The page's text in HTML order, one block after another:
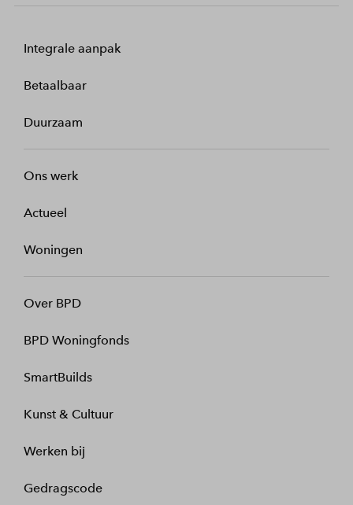
Integrale aanpak
Betaalbaar
Duurzaam
Ons werk
Actueel
Woningen
Over BPD
BPD Woningfonds
SmartBuilds
Kunst & Cultuur
Werken bij
Gedragscode